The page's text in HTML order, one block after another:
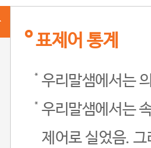
표제어 통계
우리말샘에서는
우리말샘에서는
제어로 실었음.